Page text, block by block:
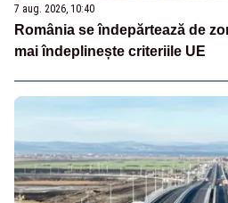
7 aug. 2026, 10:40
România se îndepărtează de
mai îndeplinește criteriile UE